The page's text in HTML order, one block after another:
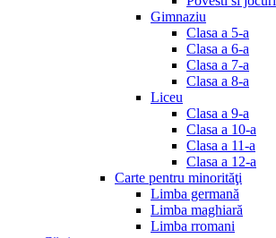
Gimnaziu
Clasa a 5-a
Clasa a 6-a
Clasa a 7-a
Clasa a 8-a
Liceu
Clasa a 9-a
Clasa a 10-a
Clasa a 11-a
Clasa a 12-a
Carte pentru minorităţi
Limba germană
Limba maghiară
Limba rromani